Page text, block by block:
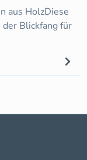
aus HolzDiese
Blickfang für